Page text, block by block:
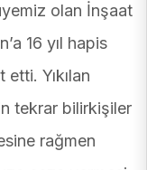
olan İnşaat
16 yıl hapis
Yıkılan
tekrar bilirkişiler
rağmen